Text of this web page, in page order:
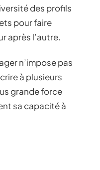
des profils
pour faire
après l’autre.
n’impose pas
à plusieurs
grande force
sa capacité à